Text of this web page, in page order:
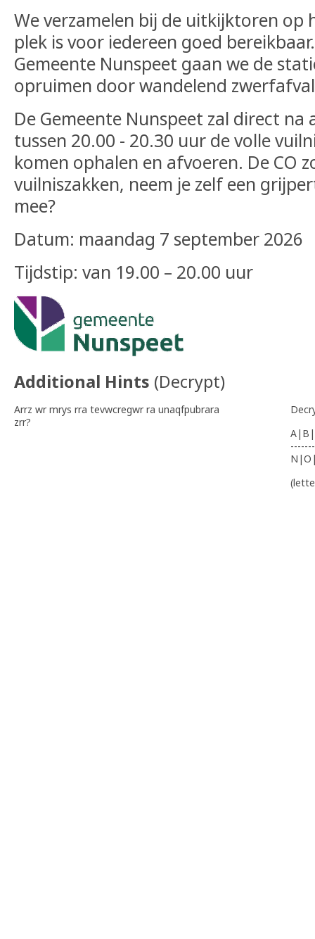
We verzamelen bij de uitkijktoren op
plek is voor iedereen goed
Gemeente Nunspeet gaan we de
opruimen door wandelend
De Gemeente Nunspeet zal direct na
tussen 20.00 - 20.30 uur de volle
komen ophalen en afvoeren. De CO
vuilniszakken, neem je zelf een
mee?
Datum: maandag 7 september 2026
Tijdstip: van 19.00 – 20.00 uur
Additional Hints (Decrypt)
Arrz wr mrys rra tevwcregwr ra unaqfpubrara
zrr?